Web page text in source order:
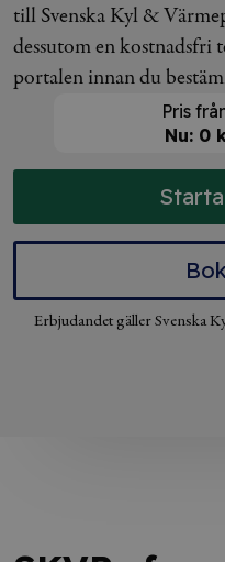
till Svenska Kyl &
dessutom en kostnadsfri
portalen innan du
Pris
Nu: 0
Erbjudandet gäller Svenska